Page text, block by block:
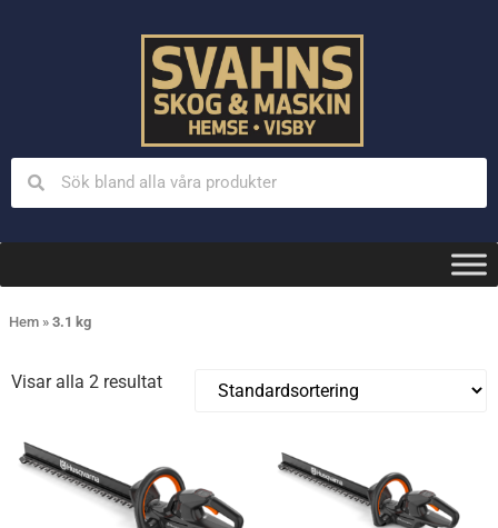
Hem » 3.1 kg
Visar alla 2 resultat